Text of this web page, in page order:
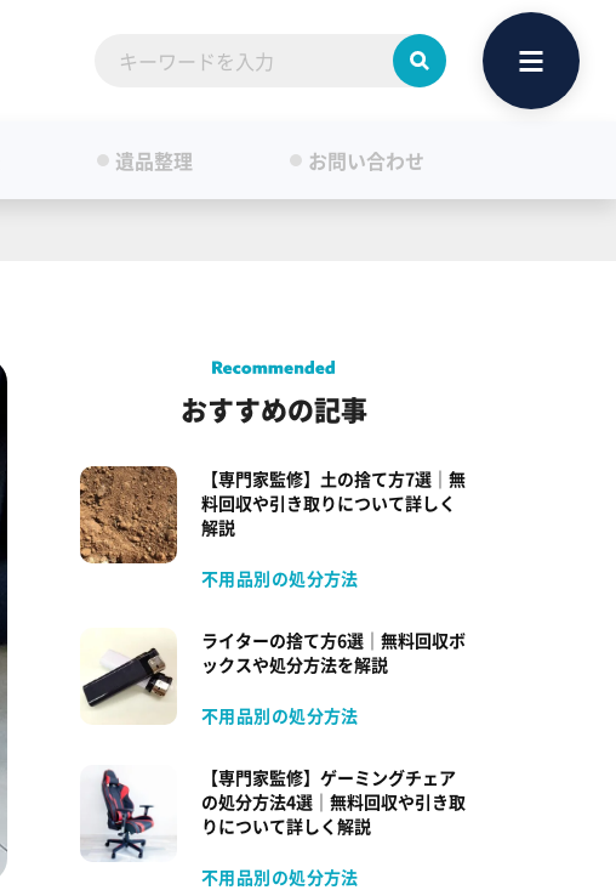
遺品整理 お問い合わせ
おすすめの記事
【専門家監修】土の捨て方7選｜無
料回収や引き取りについて詳しく
解説
不用品別の処分方法
ライターの捨て方6選｜無料回収ボ
ックスや処分方法を解説
不用品別の処分方法
【専門家監修】ゲーミングチェア
の処分方法4選｜無料回収や引き取
りについて詳しく解説
不用品別の処分方法